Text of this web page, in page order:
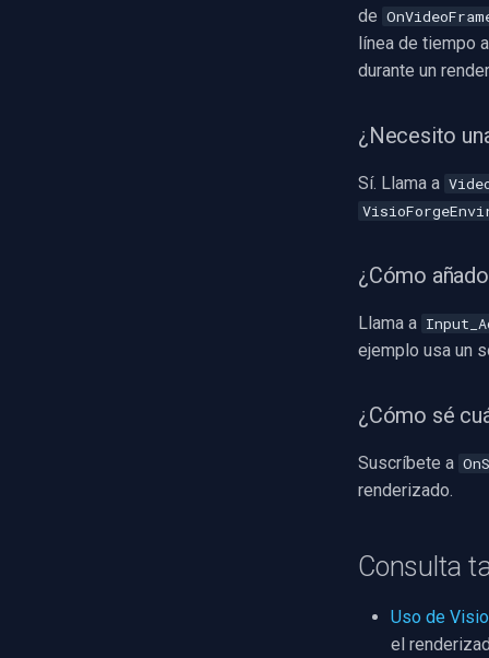
de
línea de tiempo
durante un
¿Necesito
Sí. Llama a
¿Cómo
Llama a
ejemplo usa un
¿Cómo sé
Suscríbete a
renderizado.
Consulta
Uso de
el